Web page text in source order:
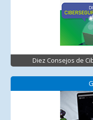
Diez Consejos de